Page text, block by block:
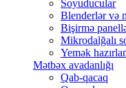
Soyuducular
Blenderlər və
Bişirmə
Mikrodalğalı
Yemək
Mətbəx avadanlığı
Qab-qacaq